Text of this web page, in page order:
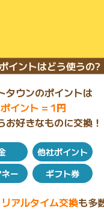
イントはどう使うの?
タウンのポイントは
イント = 1円
お好きなものに交換！
他社ポイント
ー
ギフト券
アルタイム交換も多